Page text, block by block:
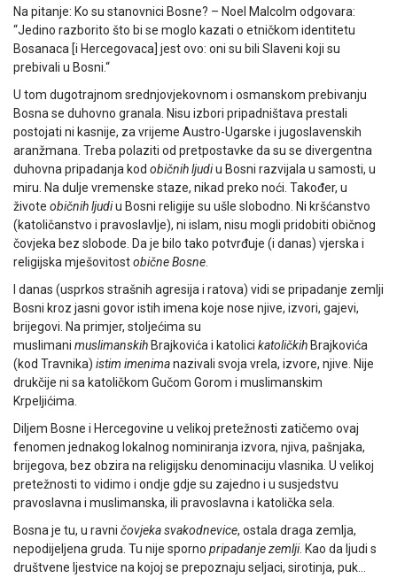
Na pitanje: Ko su stanovnici Bosne? – Noel Malcolm odgovara:
“Jedino razborito što bi se moglo kazati o etničkom identitetu
Bosanaca [i Hercegovaca] jest ovo: oni su bili Slaveni koji su
prebivali u Bosni.“
U tom dugotrajnom srednjovjekovnom i osmanskom prebivanju
Bosna se duhovno granala. Nisu izbori pripadništava prestali
postojati ni kasnije, za vrijeme Austro-Ugarske i jugoslavenskih
aranžmana. Treba polaziti od pretpostavke da su se divergentna
duhovna pripadanja kod običnih ljudiu Bosni razvijala u samosti, u
miru. Na dulje vremenske staze, nikad preko noći. Također, u
živote običnih ljudiu Bosni religije su ušle slobodno. Ni kršćanstvo
(katoličanstvo i pravoslavlje), ni islam, nisu mogli pridobiti običnog
čovjeka bez slobode. Da je bilo tako potvrđuje (i danas) vjerska i
religijska mješovitostobične Bosne.
I danas (usprkos strašnih agresija i ratova) vidi se pripadanje zemlji
Bosni kroz jasni govor istih imena koje nose njive, izvori, gajevi,
brijegovi. Na primjer, stoljećima su
muslimani muslimanskih Brajkovića i katolici katoličkih Brajkovića
(kod Travnika) istim imenimanazivali svoja vrela, izvore, njive. Nije
drukčije ni sa katoličkom Gučom Gorom i muslimanskim
Krpeljićima.
Diljem Bosne i Hercegovine u velikoj pretežnosti zatičemo ovaj
fenomen jednakog lokalnog nominiranja izvora, njiva, pašnjaka,
brijegova, bez obzira na religijsku denominaciju vlasnika. U velikoj
pretežnosti to vidimo i ondje gdje su zajedno i u susjedstvu
pravoslavna i muslimanska, ili pravoslavna i katolička sela.
Bosna je tu, u ravni čovjeka svakodnevice, ostala draga zemlja,
nepodijeljena gruda. Tu nije sporno pripadanje zemlji. Kao da ljudi s
društvene ljestvice na kojoj se prepoznaju seljaci, sirotinja, puk…